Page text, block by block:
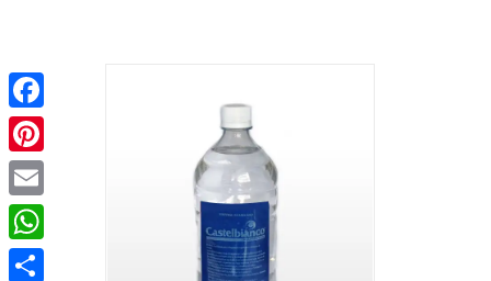
Facebook
Pinterest
Email
WhatsApp